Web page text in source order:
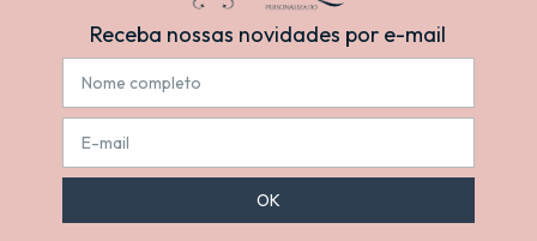
Receba nossas novidades por e-mail